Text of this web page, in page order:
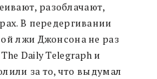
разоблачают,
В передергивании
лжи Джонсона не раз
Daily Telegraph и
за то, что выдумал